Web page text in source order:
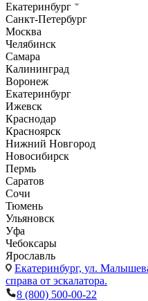
Екатеринбург
Санкт-Петербург
Москва
Челябинск
Самара
Калининград
Воронеж
Екатеринбург
Ижевск
Краснодар
Красноярск
Нижний Новгород
Новосибирск
Пермь
Саратов
Сочи
Тюмень
Ульяновск
Уфа
Чебоксары
Ярославль
Екатеринбург, ул.
справа от эскалатора.
8 (800) 500-00-22